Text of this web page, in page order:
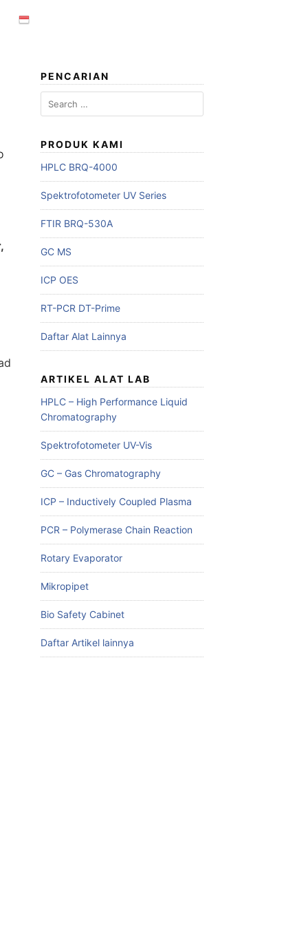
PENCARIAN
Search
for:
PRODUK KAMI
HPLC BRQ-4000
Spektrofotometer UV Series
FTIR BRQ-530A
GC MS
ICP OES
RT-PCR DT-Prime
Daftar Alat Lainnya
ARTIKEL ALAT LAB
HPLC – High Performance Liquid
Chromatography
Spektrofotometer UV-Vis
GC – Gas Chromatography
ICP – Inductively Coupled Plasma
PCR – Polymerase Chain Reaction
Rotary Evaporator
Mikropipet
Bio Safety Cabinet
Daftar Artikel lainnya